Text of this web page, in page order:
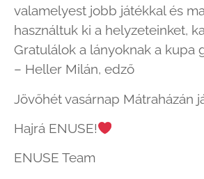
valamelyest jobb játékkal és
használtuk ki a helyzeteinket,
Gratulálok a lányoknak a kupa
– Heller Milán, edző
Jövőhét vasárnap Mátraházán
Hajrá ENUSE!
ENUSE Team